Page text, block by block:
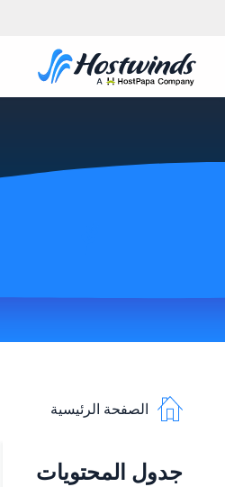
الصفحة الرئيسية
جدول المحتويات